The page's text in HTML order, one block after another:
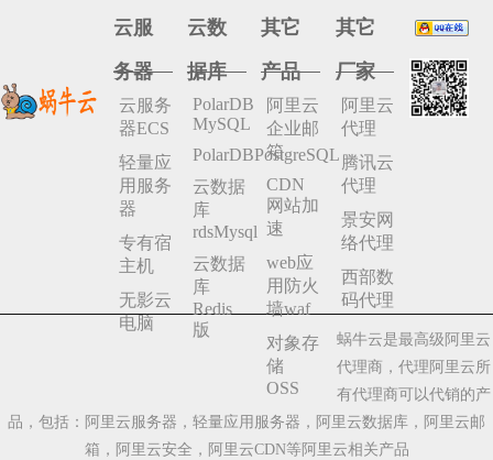
云服
务器
云服务
器ECS
轻量应
用服务
器
专有宿
主机
无影云
电脑
云数
据库
PolarDB
MySQL
PolarDBPostgreSQL
云数据
库
rdsMysql
云数据
库
Redis
版
其它
产品
阿里云
企业邮
箱
CDN
网站加
速
web应
用防火
墙waf
对象存
储
OSS
其它
厂家
阿里云
代理
腾讯云
代理
景安网
络代理
西部数
码代理
蜗牛云是最高级阿里云
代理商，代理阿里云所
有代理商可以代销的产
品，包括：阿里云服务器，轻量应用服务器，阿里云数据库，阿里云邮
箱，阿里云安全，阿里云CDN等阿里云相关产品